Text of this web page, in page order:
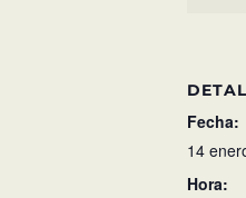
Fecha:
14
Hora: